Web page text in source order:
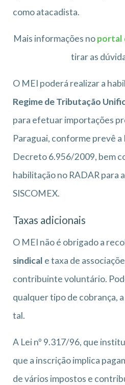
como atacadista.
Mais informações noportal
tirar as
O MEI poderá realizar a
Regime de Tributação
para efetuar importações
Paraguai, conforme prevê
Decreto 6.956/2009, bem
habilitação no RADAR para
SISCOMEX.
Taxas adicionais
O MEI não é obrigado a
sindical e taxa de
contribuinte voluntário.
qualquer tipo de cobrança,
tal.
A Lei nº 9.317/96, que
que a inscrição implica
de vários impostos e